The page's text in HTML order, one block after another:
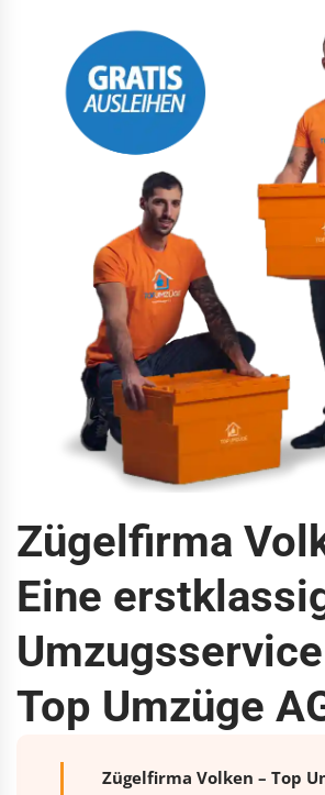
Zügelfirma
Eine
Top Umzüge
Zügelfirma Volken – Top